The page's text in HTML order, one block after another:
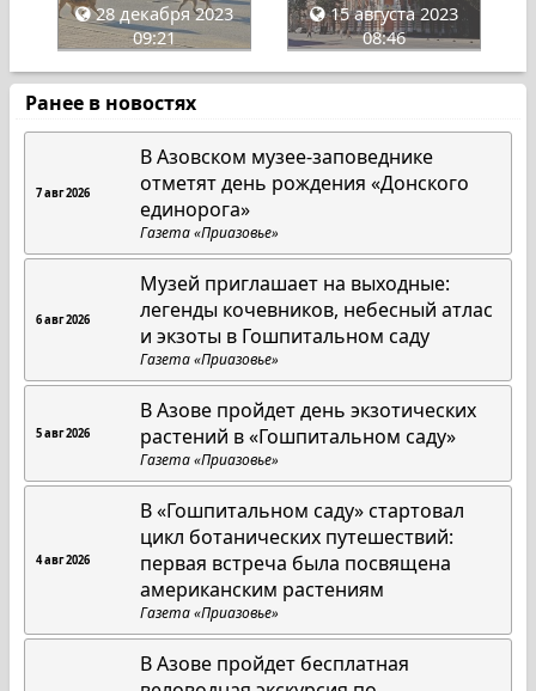
28 декабря 2023
09:21
15 августа 2023
08:46
Ранее в новостях
7 авг 2026
В Азовском музее-заповеднике
отметят день рождения «Донского
единорога»
Газета «Приазовье»
6 авг 2026
Музей приглашает на выходные:
легенды кочевников, небесный атлас
и экзоты в Гошпитальном саду
Газета «Приазовье»
5 авг 2026
В Азове пройдет день экзотических
растений в «Гошпитальном саду»
Газета «Приазовье»
4 авг 2026
В «Гошпитальном саду» стартовал
цикл ботанических путешествий:
первая встреча была посвящена
американским растениям
Газета «Приазовье»
В Азове пройдет бесплатная